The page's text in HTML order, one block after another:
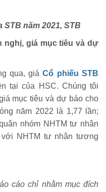
STB năm 2021, STB
nghị, giá mục tiêu và dự
qua, giáCổ phiếu STB
tại của HSC. Chúng tôi
mục tiêu và dự báo cho
năm 2022 là 1,77 lần;
nhóm NHTM tư nhân
NHTM tư nhân tương
cáo chỉ nhằm mục đích